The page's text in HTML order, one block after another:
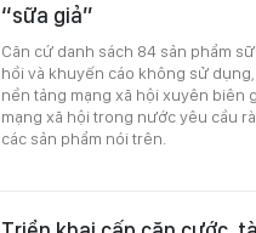
“sữa giả”
Căn cứ danh sách 84 sản phẩm
hồi và khuyến cáo không sử
nền tảng mạng xã hội xuyên biên
mạng xã hội trong nước yêu cầu
các sản phẩm nói trên.